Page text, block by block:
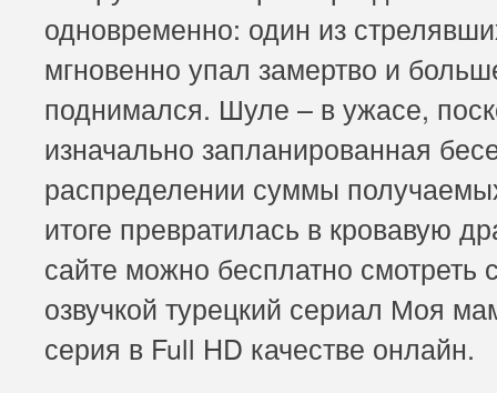
одновременно: один из
мгновенно упал замертво и
поднимался. Шуле – в ужасе,
изначально запланированная
распределении суммы
итоге превратилась в кровавую
сайте можно бесплатно смотреть
озвучкой турецкий сериал Моя
серия в Full HD качестве онлайн.